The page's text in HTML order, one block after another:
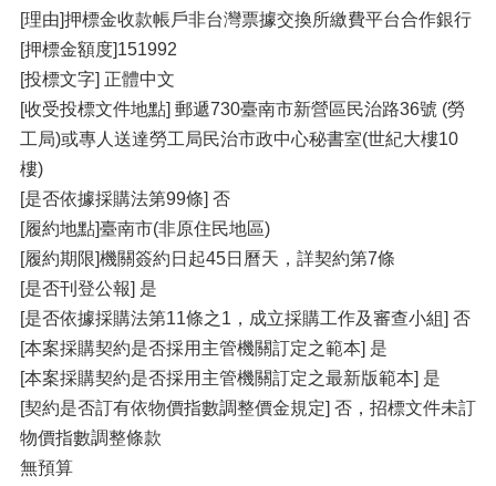
[理由]押標金收款帳戶非台灣票據交換所繳費平台合作銀行
[押標金額度]151992
[投標文字] 正體中文
[收受投標文件地點] 郵遞730臺南市新營區民治路36號 (勞
工局)或專人送達勞工局民治市政中心秘書室(世紀大樓10
樓)
[是否依據採購法第99條] 否
[履約地點]臺南市(非原住民地區)
[履約期限]機關簽約日起45日曆天，詳契約第7條
[是否刊登公報] 是
[是否依據採購法第11條之1，成立採購工作及審查小組] 否
[本案採購契約是否採用主管機關訂定之範本] 是
[本案採購契約是否採用主管機關訂定之最新版範本] 是
[契約是否訂有依物價指數調整價金規定] 否，招標文件未訂
物價指數調整條款
無預算